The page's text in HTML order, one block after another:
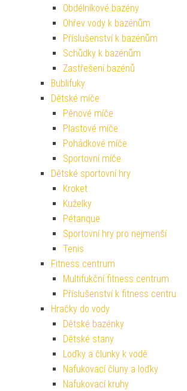
Obdélníkové bazény
Ohřev vody k bazénům
Příslušenství k bazénům
Schůdky k bazénům
Zastřešení bazénů
Bublifuky
Dětské míče
Pěnové míče
Plastové míče
Pohádkové míče
Sportovní míče
Dětské sportovní hry
Kroket
Kuželky
Pétanque
Sportovní hry pro nejmenší
Tenis
Fitness centrum
Multifukční fitness centrum
Příslušenství k fitness centru
Hračky do vody
Dětské bazénky
Dětské stany
Loďky a člunky k vodě
Nafukovací čluny a loďky
Nafukovací kruhy